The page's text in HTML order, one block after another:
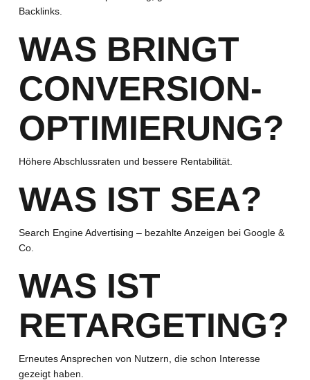
Backlinks.
WAS BRINGT
CONVERSION-
OPTIMIERUNG?
Höhere Abschlussraten und bessere Rentabilität.
WAS IST SEA?
Search Engine Advertising – bezahlte Anzeigen bei Google &
Co.
WAS IST
RETARGETING?
Erneutes Ansprechen von Nutzern, die schon Interesse
gezeigt haben.